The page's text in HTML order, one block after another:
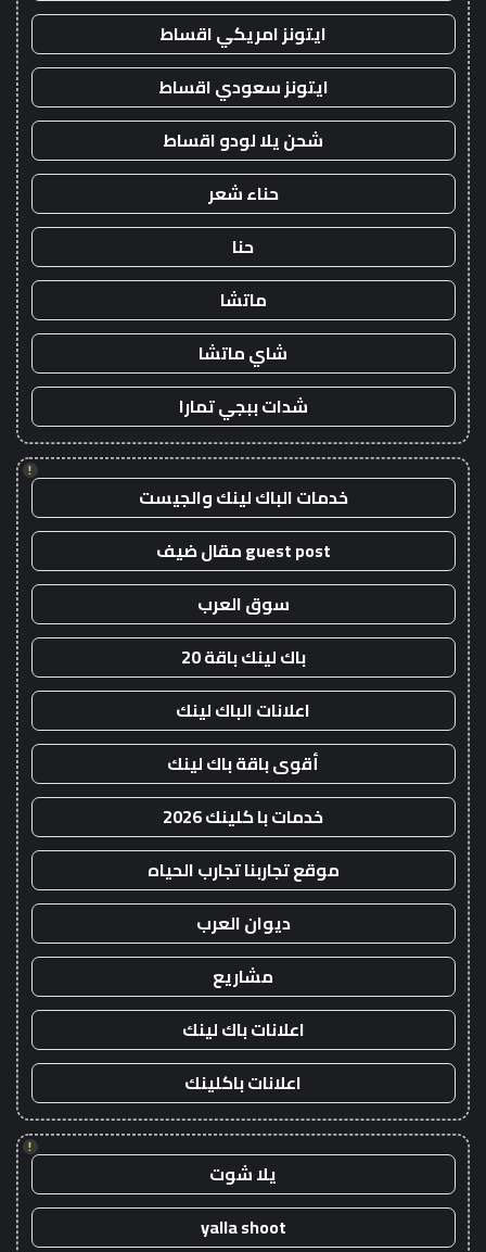
ايتونز امريكي اقساط
ايتونز سعودي اقساط
شحن يلا لودو اقساط
حناء شعر
حنا
ماتشا
شاي ماتشا
شدات ببجي تمارا
!
خدمات الباك لينك والجيست
guest post مقال ضيف
سوق العرب
باك لينك باقة 20
اعلانات الباك لينك
أقوى باقة باك لينك
خدمات با كلينك 2026
موقع تجاربنا تجارب الحياه
ديوان العرب
مشاريع
اعلانات باك لينك
اعلانات باكلينك
!
يلا شوت
yalla shoot